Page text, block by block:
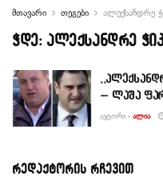
მთავარი თეგები ალექსანდრე
ჭდე: ალექსანდრე
– ლაშა
ᲐᲕᲢᲝᲠᲘ - ᲐᲚᲘᲐ
რედაქტორის რჩევით